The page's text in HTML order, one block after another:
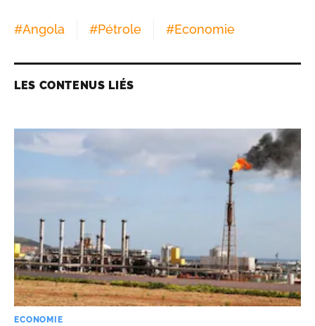
#Angola #Pétrole #Economie
LES CONTENUS LIÉS
ECONOMIE